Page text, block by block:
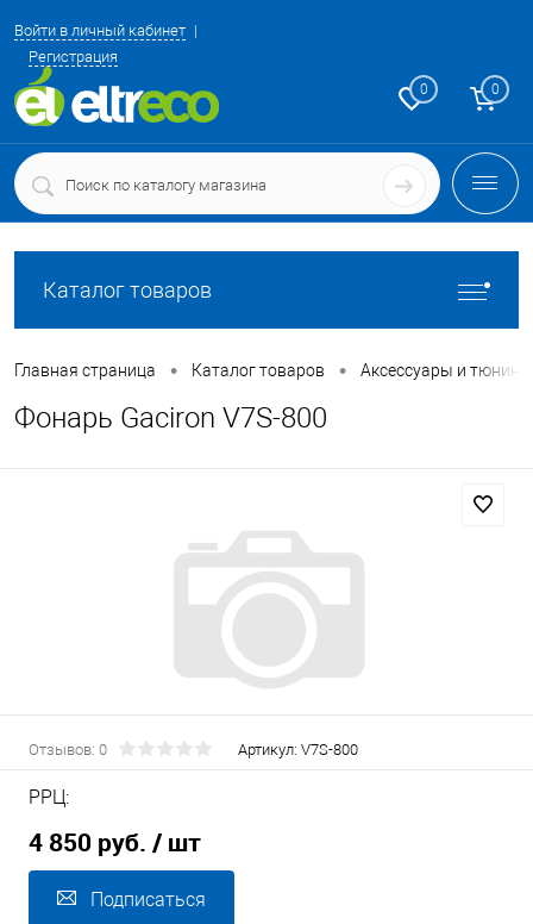
Войти в личный кабинет
Регистрация
0 0
Каталог товаров
Главная страница • Каталог товаров • Аксессуары и тюнинг
Фонарь Gaciron V7S-800
Отзывов: 0 Артикул: V7S-800
РРЦ:
4 850 руб. / шт
Подписаться